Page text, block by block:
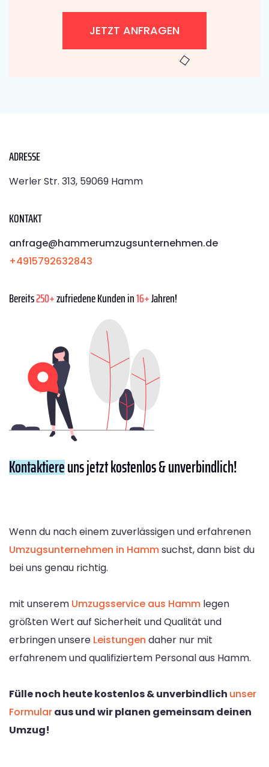
JETZT ANFRAGEN
ADRESSE
Werler Str. 313, 59069 Hamm
KONTAKT
anfrage@hammerumzugsunternehmen.de
+4915792632843
Bereits250+zufriedene Kunden in16+Jahren!
Kontaktiereuns jetzt kostenlos & unverbindlich!
Wenn du nach einem zuverlässigen und erfahrenen
Umzugsunternehmen in Hammsuchst, dann bist du
bei uns genau richtig.
mit unserem Umzugsservice aus Hamm legen
größten Wert auf Sicherheit und Qualität und
erbringen unsere Leistungen daher nur mit
erfahrenem und qualifiziertem Personal aus Hamm.
Fülle noch heute kostenlos & unverbindlich unser
Formularaus und wir planen gemeinsam deinen
Umzug!